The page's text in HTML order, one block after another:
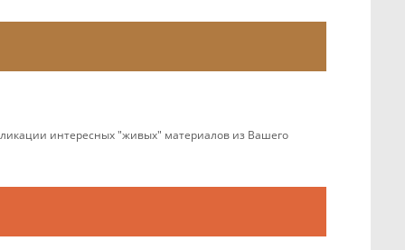
интересных "живых" материалов из Вашего